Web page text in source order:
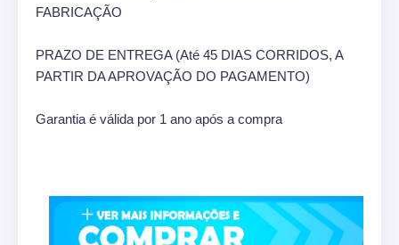
FABRICAÇÃO
PRAZO DE ENTREGA (Até 45 DIAS CORRIDOS, A
PARTIR DA APROVAÇÃO DO PAGAMENTO)
Garantia é válida por 1 ano após a compra